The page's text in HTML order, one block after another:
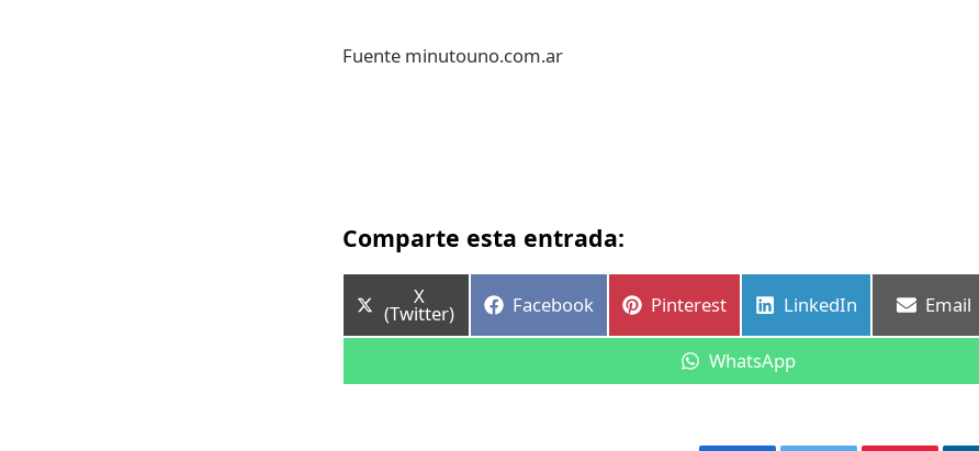
Fuente minutouno.com.ar
Comparte esta entrada:
Compartir
en
X
(Twitter) Compartir
Facebook Compartir
Pinterest Compartir
LinkedIn Email
Compartir
WhatsApp